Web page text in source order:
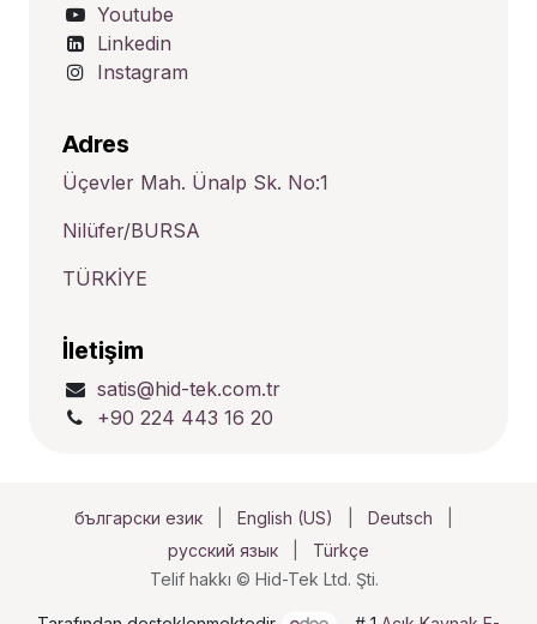
Youtube
Linkedin
Instagram
Adres
Üçevler Mah. Ünalp Sk. No:1
Nilüfer/BURSA
TÜRKİYE
İletişim
satis@hid-tek.com.tr
+90 224 443 16 20
Telif hakkı © Hid-Tek Ltd. Şti.
български език English (US) Deutsch
русский язык
Türkçe